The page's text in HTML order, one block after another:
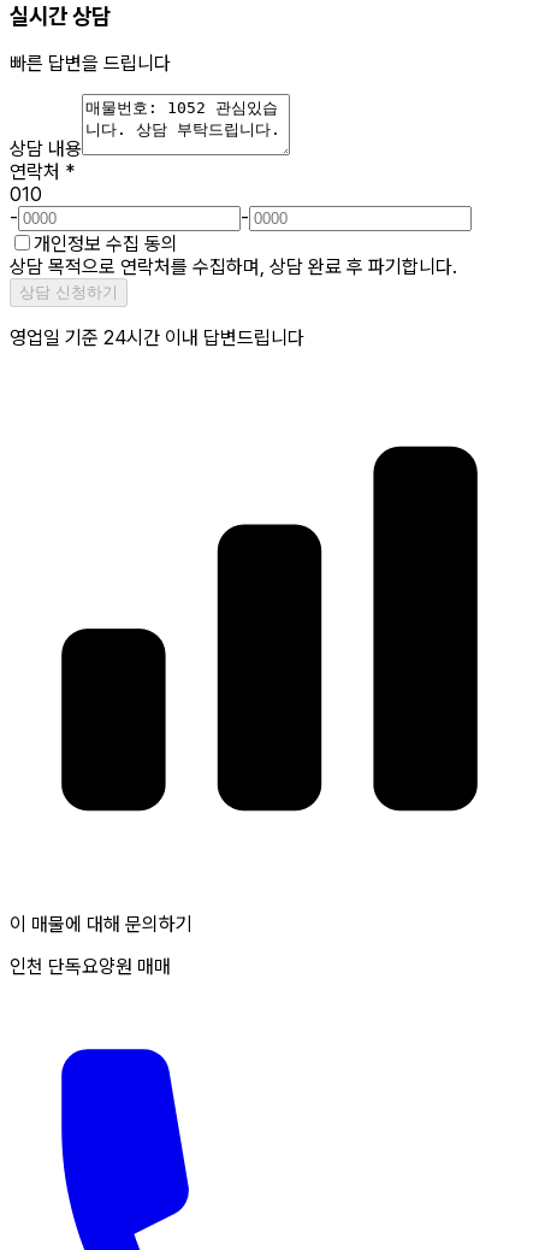
실시간 상담
빠른 답변을 드립니다
상담 내용
연락처 *
010
-
-
개인정보 수집 동의
상담 목적으로 연락처를 수집하며, 상담 완료 후 파기합니다.
상담 신청하기
영업일 기준 24시간 이내 답변드립니다
이 매물에 대해 문의하기
인천 단독요양원 매매